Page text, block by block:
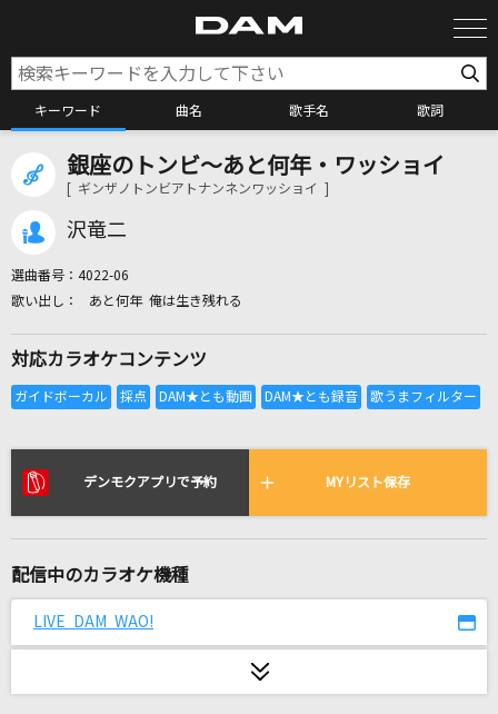
キーワード 曲名 歌手名 歌詞
カラオケ検索
全国りれき
サカナクション
秦 基博
銀座のトンビ～あと何年・ワッショイ
[ ギンザノトンビアトナンネンワッショイ ]
沢竜二
選曲番号： 4022-06
あと何年 俺は生き残れる
対応カラオケコンテンツ
デンモクアプリで予約 MYリスト保存
配信中のカラオケ機種
LIVE DAM WAO!